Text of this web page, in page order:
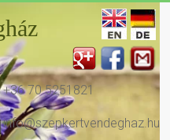
+36 70 5251821
info@szepkertvendeghaz.hu